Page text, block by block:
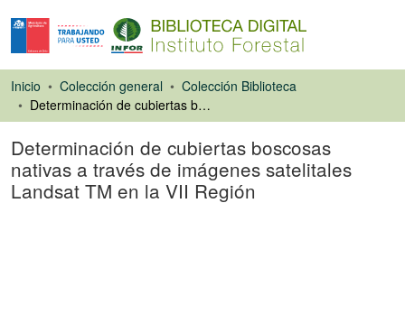
Inicio Colección general
Colección Biblioteca
Determinación de cubiertas boscosas nativas a través de imágenes satelitales Landsat TM en la VII Región
Determinación de cubiertas boscosas
nativas a través de imágenes satelitales
Landsat TM en la VII Región